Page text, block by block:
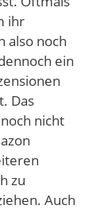
ihr
also noch
ein
Das
nicht
zu
Auch